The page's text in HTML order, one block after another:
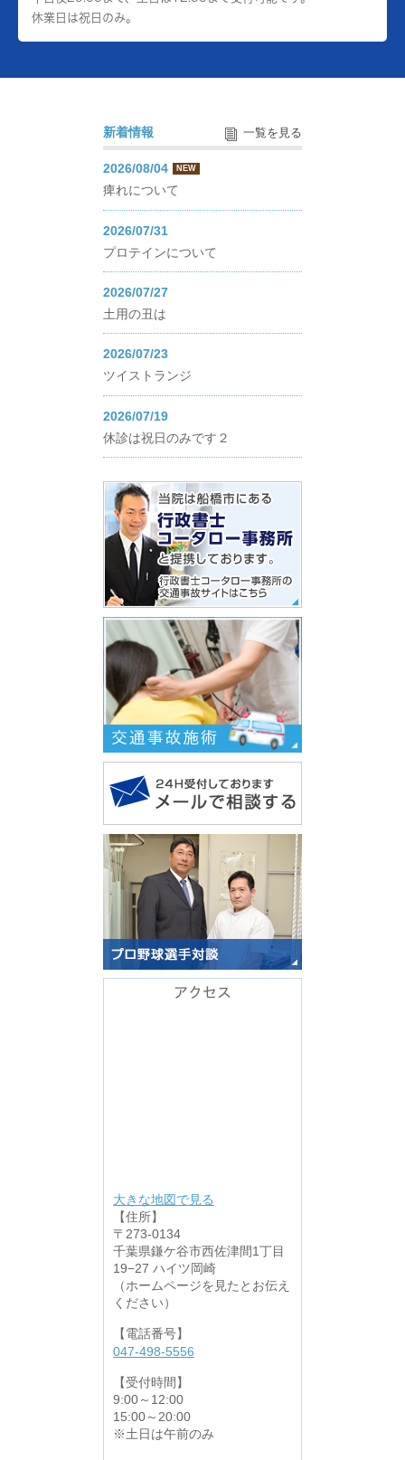
休業日は祝日のみ。
新着情報 一覧を見る
2026/08/04 NEW
痺れについて
2026/07/31
プロテインについて
2026/07/27
土用の丑は
2026/07/23
ツイストランジ
2026/07/19
休診は祝日のみです２
アクセス
大きな地図で見る
【住所】
〒273-0134
千葉県鎌ケ谷市西佐津間1丁目
19−27 ハイツ岡崎
（ホームページを見たとお伝え
ください）
【電話番号】
047-498-5556
【受付時間】
9:00～12:00
15:00～20:00
※土日は午前のみ